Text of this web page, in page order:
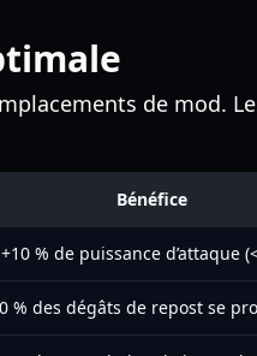
de mod.
Bénéfice
+10 % de puissance d’attaque
% des dégâts de repost se